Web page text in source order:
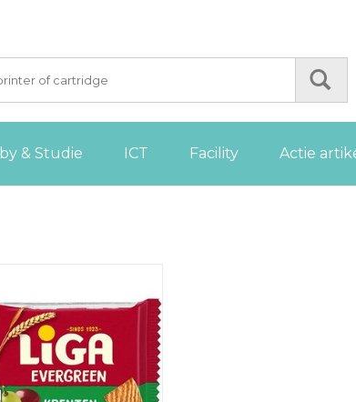
& Studie ICT Facility Actie
TOEVOEGEN AAN
WINKELWAGEN